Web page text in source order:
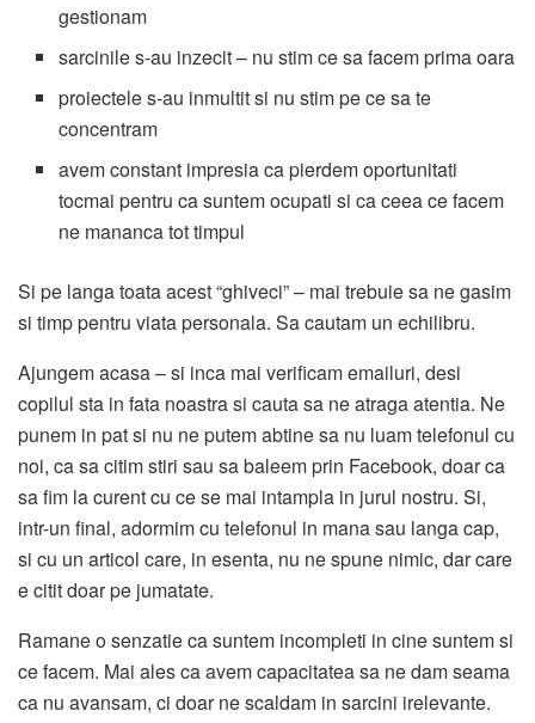
gestionam
sarcinile s-au inzecit – nu stim ce sa facem prima oara
proiectele s-au inmultit si nu stim pe ce sa te
concentram
avem constant impresia ca pierdem oportunitati
tocmai pentru ca suntem ocupati si ca ceea ce facem
ne mananca tot timpul
Si pe langa toata acest “ghiveci” – mai trebuie sa ne gasim
si timp pentru viata personala. Sa cautam un echilibru.
Ajungem acasa – si inca mai verificam emailuri, desi
copilul sta in fata noastra si cauta sa ne atraga atentia. Ne
punem in pat si nu ne putem abtine sa nu luam telefonul cu
noi, ca sa citim stiri sau sa baleem prin Facebook, doar ca
sa fim la curent cu ce se mai intampla in jurul nostru. Si,
intr-un final, adormim cu telefonul in mana sau langa cap,
si cu un articol care, in esenta, nu ne spune nimic, dar care
e citit doar pe jumatate.
Ramane o senzatie ca suntem incompleti in cine suntem si
ce facem. Mai ales ca avem capacitatea sa ne dam seama
ca nu avansam, ci doar ne scaldam in sarcini irelevante.